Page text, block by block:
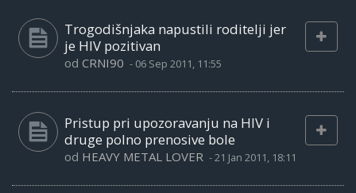
Trogodišnjaka napustili roditelji jer
je HIV pozitivan
od CRNI90 - 06 Sep 2011, 11:55
Pristup pri upozoravanju na HIV i
druge polno prenosive bole
od HEAVY METAL LOVER -21 Jan 2011, 18:11